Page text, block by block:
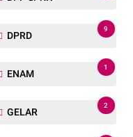
DPRD
9
ENAM
1
GELAR
2